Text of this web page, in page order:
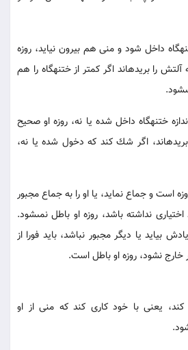
ختنه‏گاه داخل شود و منى هم بيرون نيايد، روزه
را بريده‏اند اگر كمتر از ختنه‏گاه را هم
ختنه‏گاه داخل شده يا نه، روزه او صحيح
اگر شك كند كه دخول شده يا نه،
روزه است و جماع نمايد، يا او را به جماع مجبور
نداشته باشد، روزه او باطل نمى‏شود.
بيايد يا ديگر مجبور نباشد، بايد فورا از
نشود، روزه او باطل است.
كند، يعنى با خود كارى كند كه منى از او